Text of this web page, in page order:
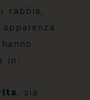
rabbia,
in:
, sia